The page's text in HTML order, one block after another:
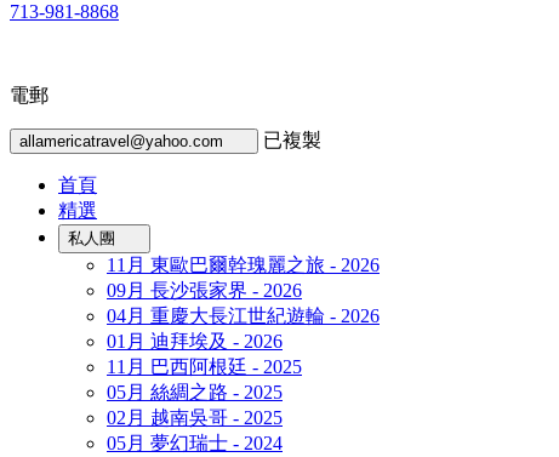
713-981-8868
電郵
allamericatravel@yahoo.com 已複製
首頁
精選
私人團
11月 東歐巴爾幹瑰麗之旅 - 2026
09月 長沙張家界 - 2026
04月 重慶大長江世紀遊輪 - 2026
01月 迪拜埃及 - 2026
11月 巴西阿根廷 - 2025
05月 絲綢之路 - 2025
02月 越南吳哥 - 2025
05月 夢幻瑞士 - 2024